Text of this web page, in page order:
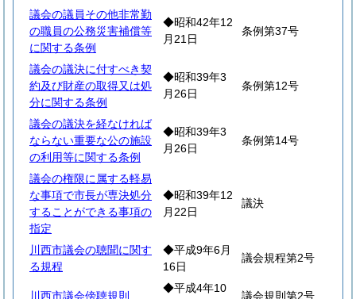
議会の議員その他非常勤
の職員の公務災害補償等
に関する条例
◆昭和42年12
月21日
条例第37号
議会の議決に付すべき契
約及び財産の取得又は処
分に関する条例
◆昭和39年3
月26日
条例第12号
議会の議決を経なければ
ならない重要な公の施設
の利用等に関する条例
◆昭和39年3
月26日
条例第14号
議会の権限に属する軽易
な事項で市長が専決処分
することができる事項の
指定
◆昭和39年12
月22日
議決
川西市議会の聴聞に関す
る規程
◆平成9年6月
16日
議会規程第2号
川西市議会傍聴規則
◆平成4年10
議会規則第2号